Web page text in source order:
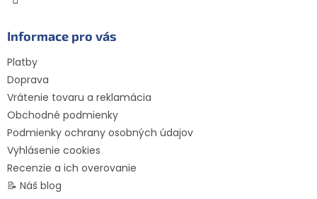
Informace pro vás
Platby
Doprava
Vrátenie tovaru a reklamácia
Obchodné podmienky
Podmienky ochrany osobných údajov
Vyhlásenie cookies
Recenzie a ich overovanie
📝 Náš blog